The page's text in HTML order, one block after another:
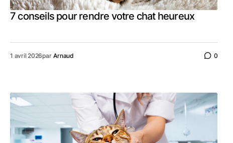
7 conseils pour rendre votre chat heureux
1 avril 2026par Arnaud 0